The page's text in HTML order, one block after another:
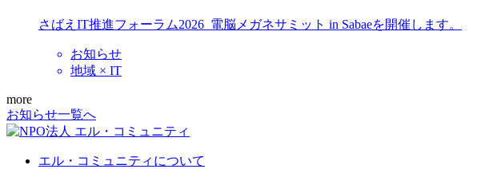
さばえIT推進フォーラム2026_電脳メガネサミット in Sabaeを開催します。
お知らせ
地域 × IT
more
お知らせ一覧へ
エル・コミュニティについて